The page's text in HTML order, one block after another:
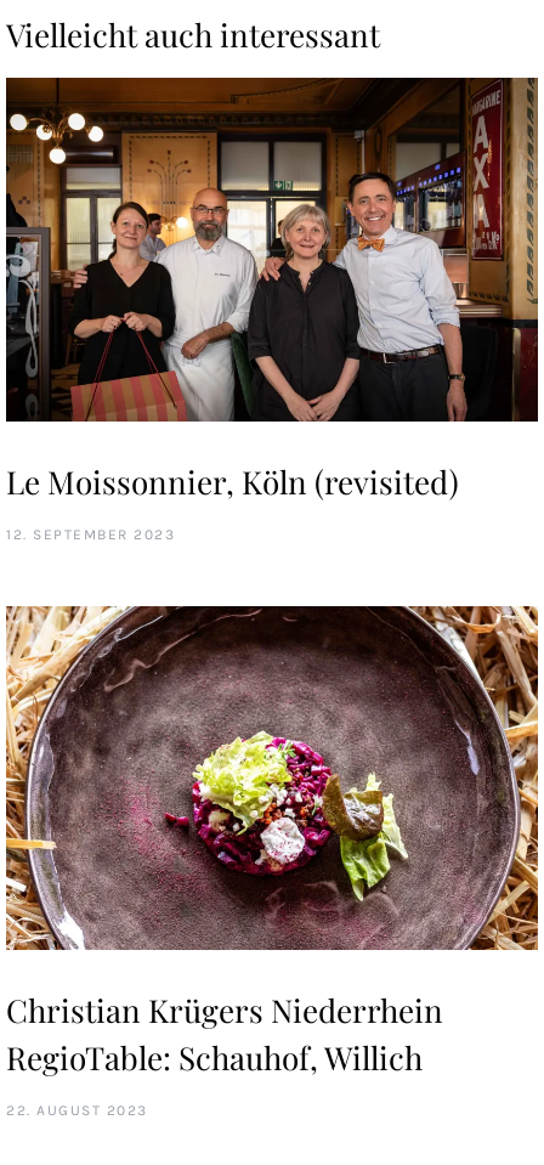
Vielleicht auch interessant
Le Moissonnier, Köln (revisited)
12. SEPTEMBER 2023
Christian Krügers Niederrhein
RegioTable: Schauhof, Willich
22. AUGUST 2023